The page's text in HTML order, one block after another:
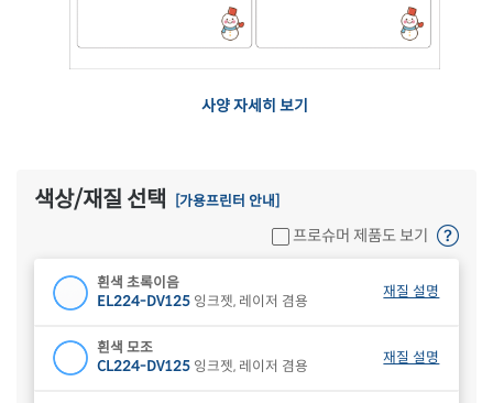
사양 자세히 보기
색상/재질 선택 [가용프린터 안내]
프로슈머 제품도 보기
흰색 초록이음
EL224-DV125 잉크젯, 레이저 겸용
재질 설명
흰색 모조
CL224-DV125 잉크젯, 레이저 겸용
재질 설명